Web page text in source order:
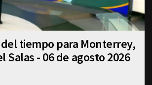
tiempo para Monterrey,
Salas - 06 de agosto 2026